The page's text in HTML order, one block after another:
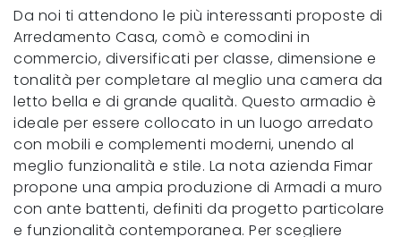
Da noi ti attendono le più interessanti proposte di
Arredamento Casa, comò e comodini in
commercio, diversificati per classe, dimensione e
tonalità per completare al meglio una camera da
letto bella e di grande qualità. Questo armadio è
ideale per essere collocato in un luogo arredato
con mobili e complementi moderni, unendo al
meglio funzionalità e stile. La nota azienda Fimar
propone una ampia produzione di Armadi a muro
con ante battenti, definiti da progetto particolare
e funzionalità contemporanea. Per scegliere